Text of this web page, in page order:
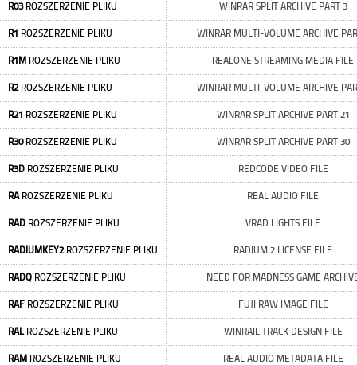
R03ROZSZERZENIE PLIKU WINRAR SPLIT ARCHIVE PART 3
R1 ROZSZERZENIE PLIKU WINRAR MULTI-VOLUME ARCHIVE
R1M ROZSZERZENIE PLIKU REALONE STREAMING MEDIA FILE
R2ROZSZERZENIE PLIKU WINRAR MULTI-VOLUME ARCHIVE
R21 ROZSZERZENIE PLIKU WINRAR SPLIT ARCHIVE PART 21
R30ROZSZERZENIE PLIKU WINRAR SPLIT ARCHIVE PART 30
R3D ROZSZERZENIE PLIKU REDCODE VIDEO FILE
RAROZSZERZENIE PLIKU REAL AUDIO FILE
RAD ROZSZERZENIE PLIKU VRAD LIGHTS FILE
RADIUMKEY2ROZSZERZENIE PLIKU RADIUM 2 LICENSE FILE
RADQ ROZSZERZENIE PLIKU NEED FOR MADNESS GAME
RAF ROZSZERZENIE PLIKU FUJI RAW IMAGE FILE
RALROZSZERZENIE PLIKU WINRAIL TRACK DESIGN FILE
RAM ROZSZERZENIE PLIKU REAL AUDIO METADATA FILE